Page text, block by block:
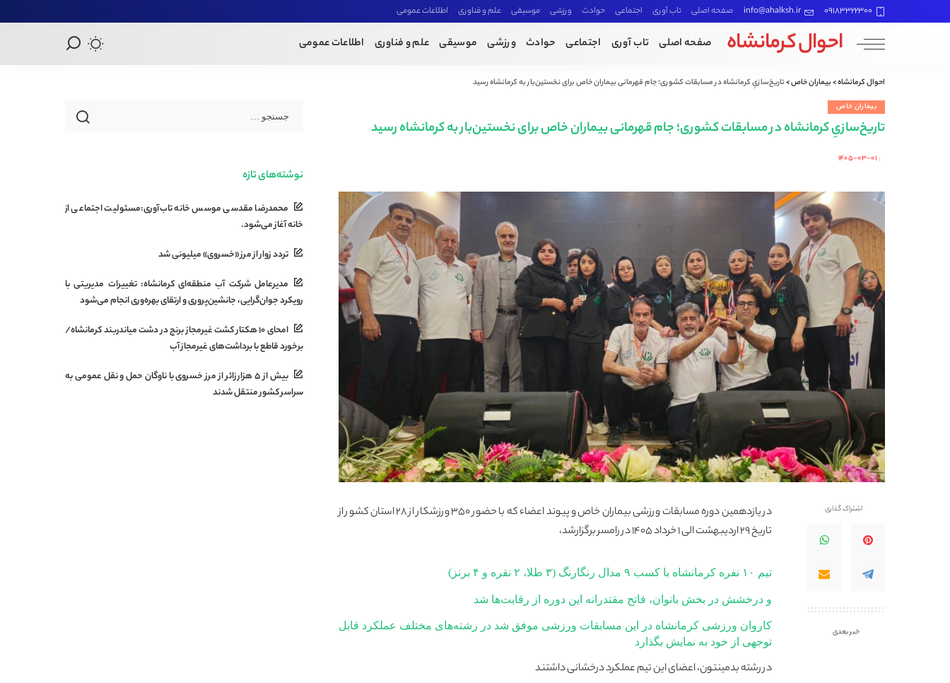
09183322300
info@ahalksh.ir صفحه اصلی تاب آوری اجتماعی حوادث ورزشی موسیقی علم و فناوری اطلاعات عمومی
احوال کرمانشاه صفحه اصلی تاب آوری اجتماعی حوادث ورزشی موسیقی علم و فناوری اطلاعات عمومی
احوال کرمانشاه>بیماران خاص>تاریخ‌سازیِ کرمانشاه در مسابقات کشوری؛ جام قهرمانی بیماران خاص برای نخستین‌بار به کرمانشاه رسید
بیماران خاص
تاریخ‌سازیِ کرمانشاه در مسابقات کشوری؛ جام قهرمانی بیماران خاص برای نخستین‌بار به کرمانشاه رسید
Posted
۱۴۰۵-۰۳-۰۱
اشتراک گذاری
خبر بعدی
در یازدهمین دوره مسابقات ورزشی بیماران خاص و پیوند اعضاء که با حضور ۳۵۰ ورزشکار از ۲۸ استان کشور از
تاریخ ۲۹ اردیبهشت الی ۱ خرداد ۱۴۰۵ در رامسر برگزارشد،
تیم ۱۰ نفره کرمانشاه با کسب ۹ مدال رنگارنگ (۳ طلا، ۲ نقره و ۴ برنز)
و درخشش در بخش بانوان، فاتح مقتدرانه این دوره از رقابت‌ها شد
کاروان ورزشی کرمانشاه در این مسابقات ورزشی موفق شد در رشته‌های مختلف عملکرد قابل
توجهی از خود به نمایش بگذارد
در رشته بدمینتون، اعضای این تیم عملکرد درخشانی داشتند
نوشته‌های تازه
محمدرضا مقدسی موسس خانه تاب‌آوری:مسئولیت اجتماعی از
خانه آغاز می‌شود.
تردد زوار از مرز «خسروی» میلیونی شد
مدیرعامل شرکت آب منطقه‌ای کرمانشاه: تغییرات مدیریتی با
رویکرد جوان‌گرایی، جانشین‌پروری و ارتقای بهره‌وری انجام می‌شود
امحای ۱۰ هکتار کشت غیرمجاز برنج در دشت میاندربند کرمانشاه/
برخورد قاطع با برداشت‌های غیرمجاز آب
بیش از ۵ هزار زائر از مرز خسروی با ناوگان حمل‌ و نقل عمومی به
سراسر کشور منتقل شدند